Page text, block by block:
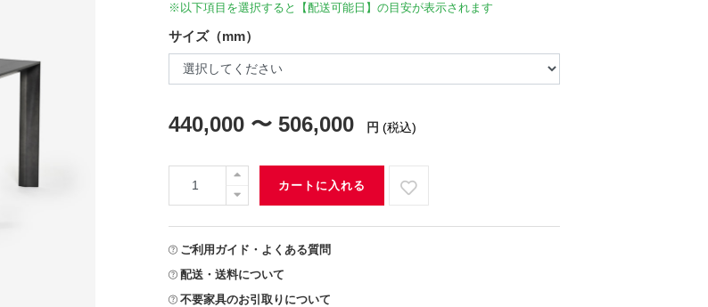
※以下項目を選択すると【配送可能日】の目安が表示されます
サイズ（mm）
440,000 〜 506,000 円 (税込)
カートに入れる
ご利用ガイド・よくある質問
配送・送料について
不要家具のお引取りについて